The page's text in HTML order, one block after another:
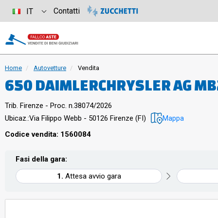
Home Autovetture Vendita
650 DAIMLERCHRYSLER AG
Trib. Firenze - Proc. n.38074/2026
Ubicaz.:Via Filippo Webb - 50126 Firenze (FI) Mappa
Codice vendita: 1560084
Fasi della gara:
Attesa avvio gara
IT Contatti